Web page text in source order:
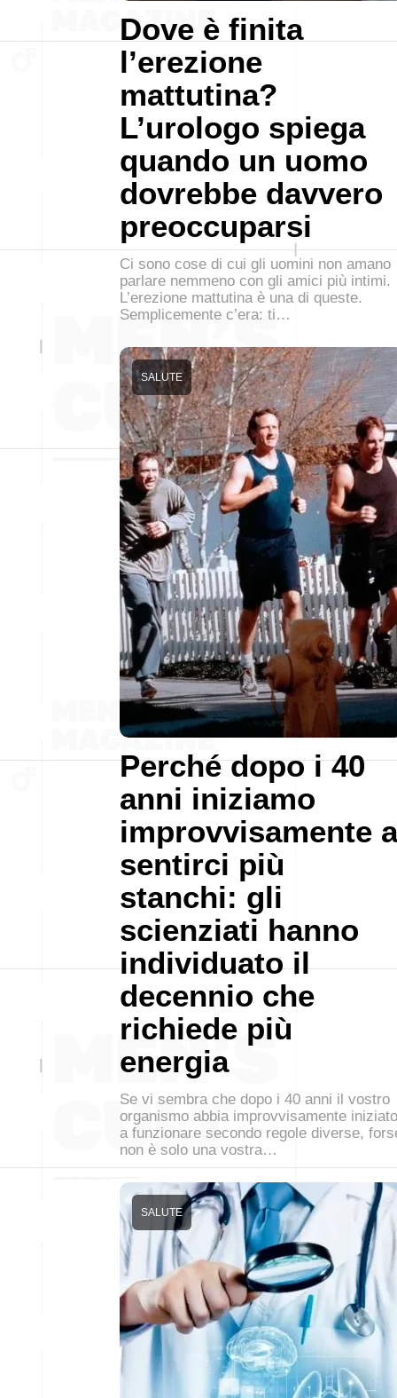
Dove è finita
l’erezione
mattutina?
L’urologo spiega
quando un uomo
dovrebbe davvero
preoccuparsi
Ci sono cose di cui gli uomini non amano
parlare nemmeno con gli amici più intimi.
L’erezione mattutina è una di queste.
Semplicemente c’era: ti…
Perché dopo i 40
anni iniziamo
improvvisamente a
sentirci più
stanchi: gli
scienziati hanno
individuato il
decennio che
richiede più
energia
SALUTE
Se vi sembra che dopo i 40 anni il vostro
organismo abbia improvvisamente iniziato
a funzionare secondo regole diverse,
non è solo una vostra…
SALUTE